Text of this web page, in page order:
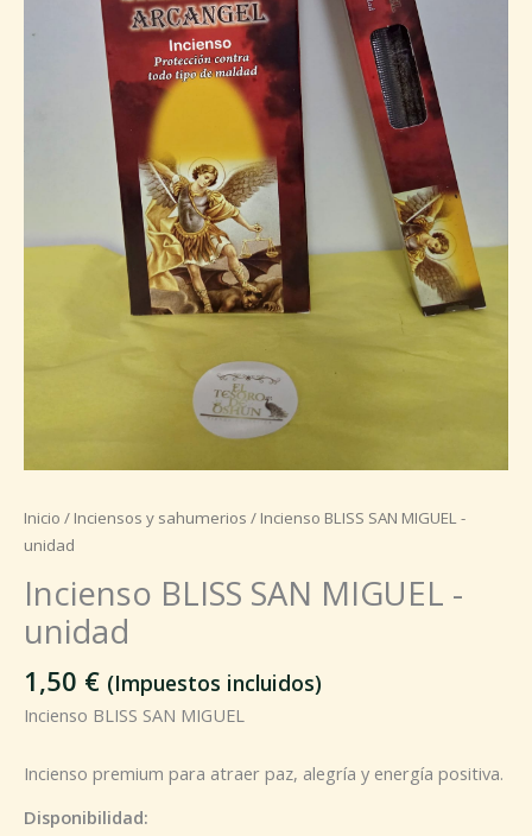
Inicio / Inciensos y sahumerios / Incienso BLISS SAN MIGUEL -
unidad
Incienso BLISS SAN MIGUEL -
unidad
1,50 € (Impuestos incluidos)
Incienso BLISS SAN MIGUEL
Incienso premium para atraer paz, alegría y energía positiva.
Disponibilidad: